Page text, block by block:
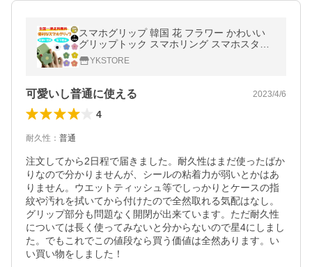
スマホグリップ 韓国 花 フラワー かわいい
グリップトック スマホリング スマホスタン
ド ジョイグリップ ジョイソケット ホールド
リング
YKSTORE
可愛いし普通に使える 2023/4/6
4
耐久性 ： 普通
注文してから2日程で届きました。耐久性はまだ使ったばか
りなので分かりませんが、シールの粘着力が弱いとかはあ
りません。ウエットティッシュ等でしっかりとケースの指
紋や汚れを拭いてから付けたので全然取れる気配はなし。
グリップ部分も問題なく開閉が出来ています。ただ耐久性
については長く使ってみないと分からないので星4にしまし
た。でもこれでこの値段なら買う価値は全然あります。い
い買い物をしました！